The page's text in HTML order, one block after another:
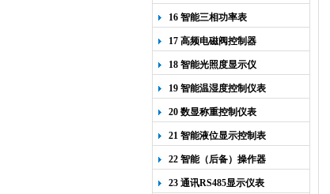
16 智能三相功率表
17 高频电磁阀控制器
18 智能光照度显示仪
19 智能温湿度控制仪表
20 数显称重控制仪表
21 智能液位显示控制表
22 智能（后备）操作器
23 通讯RS485显示仪表